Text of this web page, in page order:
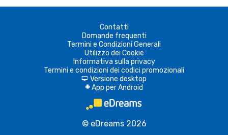
Contatti
Domande frequenti
Termini e Condizioni Generali
Utilizzo dei Cookie
Informativa sulla privacy
Termini e condizioni dei codici promozionali
d Versione desktop
A App per Android
© eDreams 2026